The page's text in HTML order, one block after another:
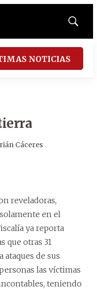
Mostrar
NOTICIAS
Cáceres
reveladoras,
en el
ya reporta
que otras 31
de sus
las víctimas
teniendo